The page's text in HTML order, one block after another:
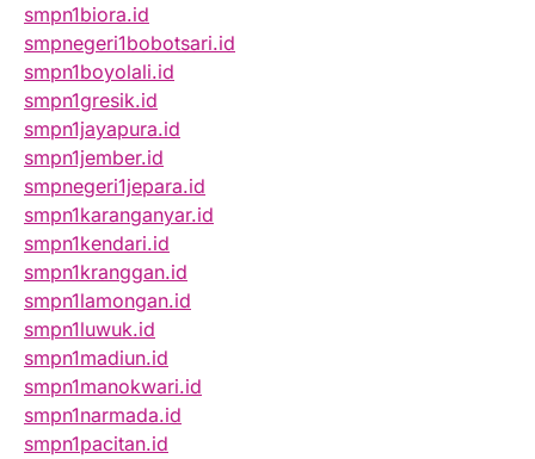
smpn1biora.id
smpnegeri1bobotsari.id
smpn1boyolali.id
smpn1gresik.id
smpn1jayapura.id
smpn1jember.id
smpnegeri1jepara.id
smpn1karanganyar.id
smpn1kendari.id
smpn1kranggan.id
smpn1lamongan.id
smpn1luwuk.id
smpn1madiun.id
smpn1manokwari.id
smpn1narmada.id
smpn1pacitan.id